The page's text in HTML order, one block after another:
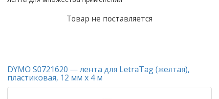
Товар не поставляется
DYMO S0721620 — лента для LetraTag (желтая),
пластиковая, 12 мм х 4 м